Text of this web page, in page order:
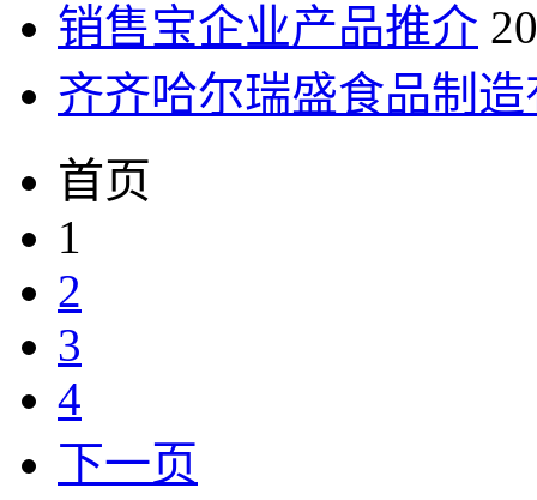
销售宝企业产品推介
齐齐哈尔瑞盛食品制
首页
1
2
3
4
下一页